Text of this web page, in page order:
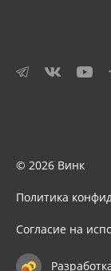
© 2026 Винк
Политика
Согласие на